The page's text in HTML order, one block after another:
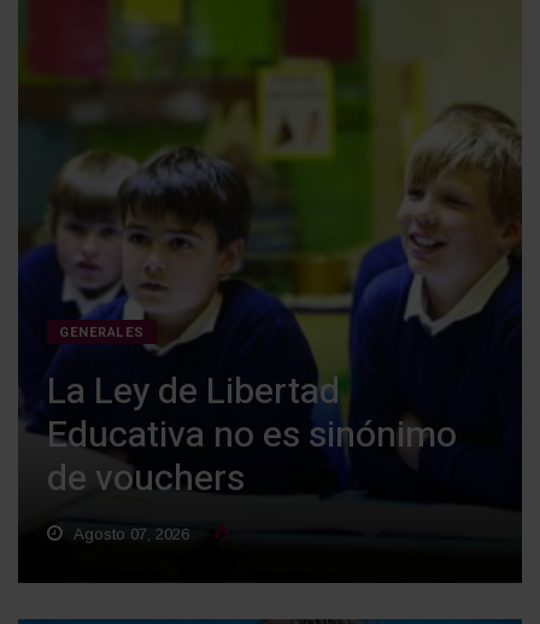
GENERALES
La Ley de Libertad
Educativa no es sinónimo
de vouchers
Agosto 07, 2026